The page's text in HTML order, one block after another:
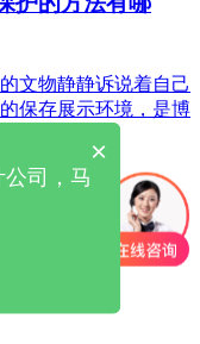
文物静静诉说着自己
保存展示环境，是博
×
司，马